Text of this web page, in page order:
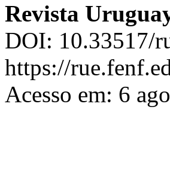
Revista
DOI: 10.33517/
https://
Acesso em: 6